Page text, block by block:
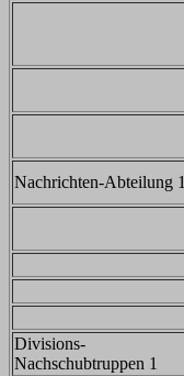
Nachrichten-Abteilung 1
Divisions-
Nachschubtruppen 1